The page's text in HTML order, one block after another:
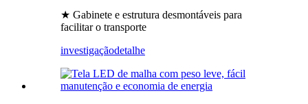
★ Gabinete e estrutura desmontáveis ​​para
facilitar o transporte
investigaçãodetalhe